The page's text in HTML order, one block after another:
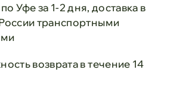
Уфе за 1-2 дня, доставка в
транспортными
возврата в течение 14